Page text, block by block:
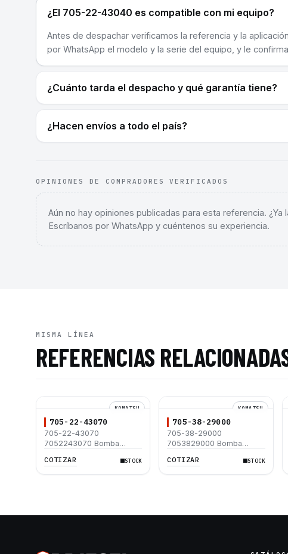
¿El 705-22-43040 es compatible con mi equipo?
Antes de despachar verificamos la referencia y la
por WhatsApp el modelo y la serie del equipo, y le
¿Cuánto tarda el despacho y qué garantía tiene?
¿Hacen envíos a todo el país?
OPINIONES DE COMPRADORES VERIFICADOS
Aún no hay opiniones publicadas para esta referencia.
Escríbanos por WhatsApp y cuéntenos su experiencia.
MISMA LÍNEA
REFERENCIAS
KOMATSU
705-22-43070
705-22-43070
7052243070 Bomba
D155AX-6 D155AXI-8
COTIZAR STOCK
KOMATSU
705-38-29000
705-38-29000
7053829000 Bomba
WA1200-3
COTIZAR STOCK